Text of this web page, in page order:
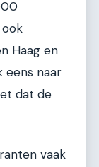
Haag en
eens naar
dat de
vaak